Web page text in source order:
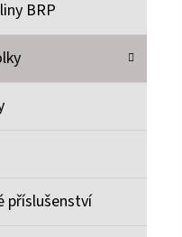
BRP
příslušenství
SLINUTÉHO KOVU